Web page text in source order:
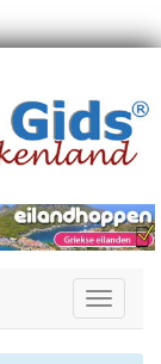
Toggle